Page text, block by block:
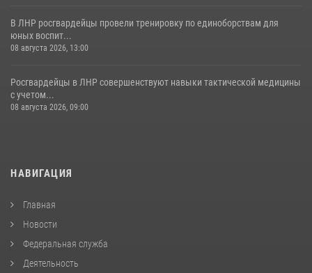
В ЛНР росгвардейцы провели тренировку по единоборствам для
юных воспит...
08 августа 2026, 13:00
Росгвардейцы в ЛНР совершенствуют навыки тактической медицины
с учетом...
08 августа 2026, 09:00
НАВИГАЦИЯ
Главная
Новости
Федеральная служба
Деятельность